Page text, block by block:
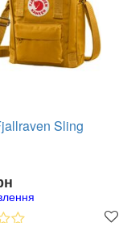
Sling